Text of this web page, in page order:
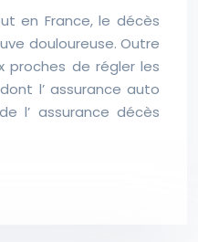
en France, le décès
douloureuse. Outre
proches de régler les
l’ assurance auto
l’ assurance décès